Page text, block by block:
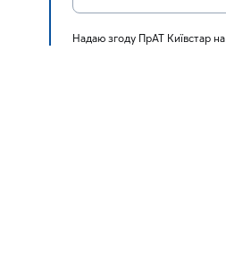
Надаю згоду ПрАТ Київстар на